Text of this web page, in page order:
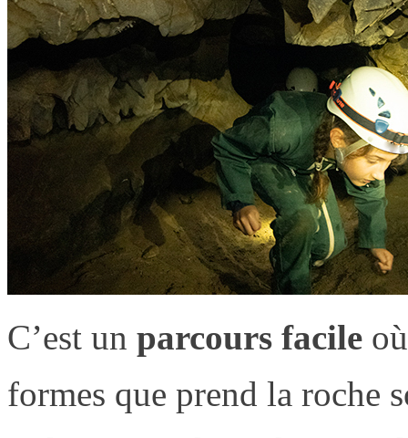
C’est un parcours facile
formes que prend la roche